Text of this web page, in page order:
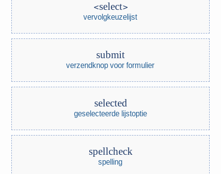
select
vervolgkeuzelijst
submit
verzendknop voor formulier
selected
geselecteerde lijstoptie
spellcheck
spelling